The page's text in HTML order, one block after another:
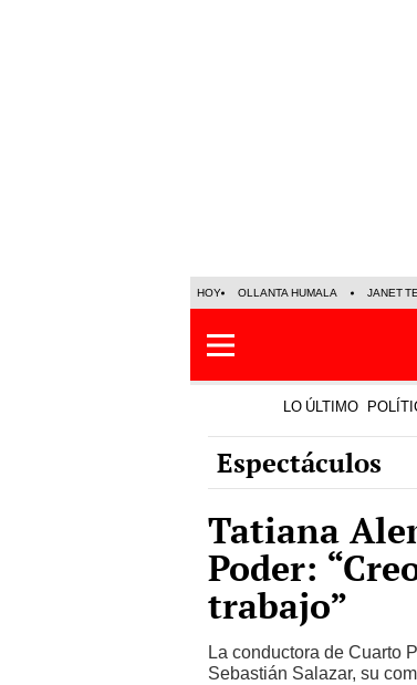
HOY OLLANTA HUMALA JANET
LO ÚLTIMO
Espectáculos
Tatiana
Poder:
trabajo”
La conductora de Cuarto
Sebastián Salazar, su